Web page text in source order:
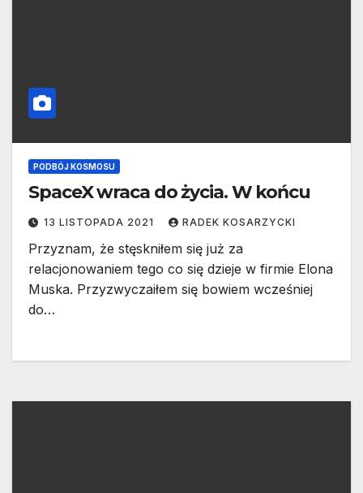
PODBÓJ KOSMOSU
SpaceX wraca do życia. W końcu
13 LISTOPADA 2021 RADEK KOSARZYCKI
Przyznam, że stęskniłem się już za
relacjonowaniem tego co się dzieje w firmie Elona
Muska. Przyzwyczaiłem się bowiem wcześniej
do…